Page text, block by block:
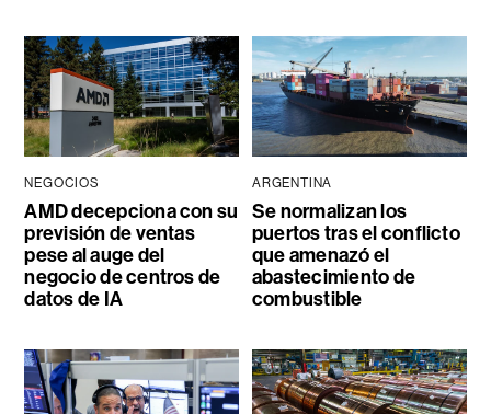
NEGOCIOS
AMD decepciona con su
previsión de ventas
pese al auge del
negocio de centros de
datos de IA
ARGENTINA
Se normalizan los
puertos tras el conflicto
que amenazó el
abastecimiento de
combustible